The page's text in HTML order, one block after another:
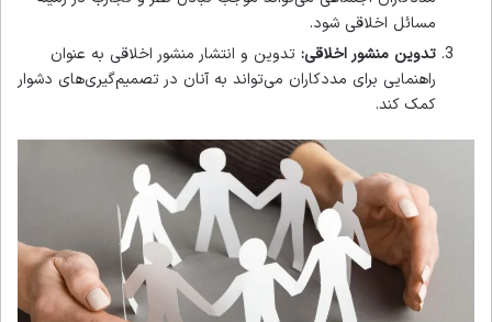
مسائل اخلاقی شود.
تدوین منشور اخلاقی: تدوین و انتشار منشور اخلاقی به عنوان
راهنمایی برای مددکاران می‌تواند به آنان در تصمیم‌گیری‌های دشوار
کمک کند.